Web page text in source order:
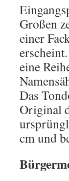
Großen
einer
eine
Das
Original
cm und